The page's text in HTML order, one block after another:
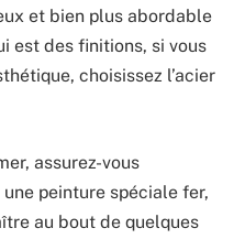
et bien plus abordable
est des finitions, si vous
choisissez l’acier
assurez-vous
peinture spéciale fer,
au bout de quelques